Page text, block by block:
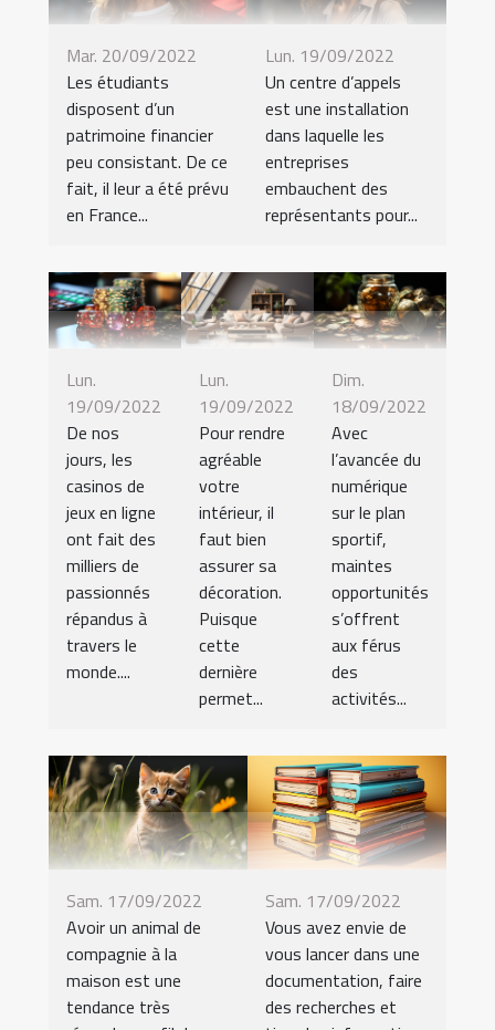
Mar. 20/09/2022
Les étudiants
disposent d’un
patrimoine financier
peu consistant. De ce
fait, il leur a été prévu
en France...
Lun. 19/09/2022
Un centre d’appels
est une installation
dans laquelle les
entreprises
embauchent des
représentants pour...
Lun.
19/09/2022
De nos
jours, les
casinos de
jeux en ligne
ont fait des
milliers de
passionnés
répandus à
travers le
monde....
Lun.
19/09/2022
Pour rendre
agréable
votre
intérieur, il
faut bien
assurer sa
décoration.
Puisque
cette
dernière
permet...
Dim.
18/09/2022
Avec
l’avancée du
numérique
sur le plan
sportif,
maintes
opportunités
s’offrent
aux férus
des
activités...
Sam. 17/09/2022
Avoir un animal de
compagnie à la
maison est une
tendance très
Sam. 17/09/2022
Vous avez envie de
vous lancer dans une
documentation, faire
des recherches et